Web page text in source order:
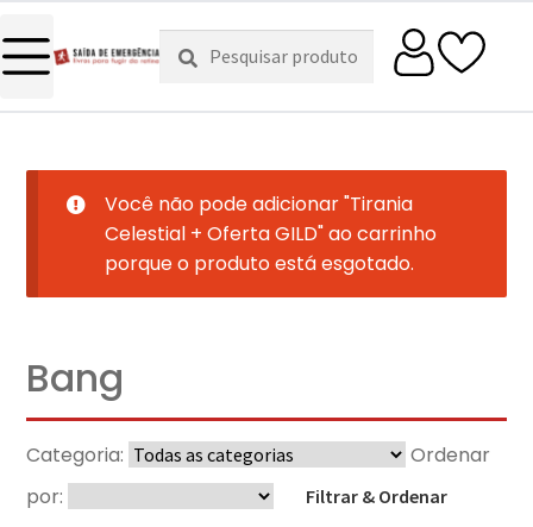
Pesquisar
por:
Pesquisa
Você não pode adicionar "Tirania
Celestial + Oferta GILD" ao carrinho
porque o produto está esgotado.
Bang
Categoria:
Ordenar
por:
Filtrar & Ordenar